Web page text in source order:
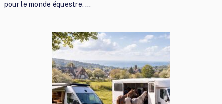
pour le monde équestre. …